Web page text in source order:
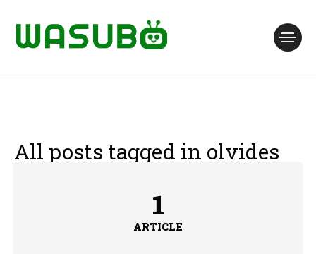
All posts tagged in olvides
1
ARTICLE